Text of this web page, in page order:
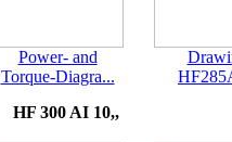
Power- and
Torque-Diagra...
HF 300 AI 10,,